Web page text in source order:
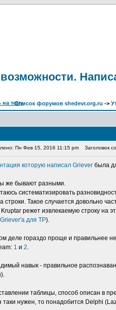
Список форумов shedevr.org.ru ->
Пн Фев 15, 2016 11:15 pm Заголовок
которую написал Griever была
же бывают разными.
систематизировать
строки. Такое случается довольно
Kruptar режет извлекаемую строку на
для TP).
деле гораздо проще и правильнее
1 и 2.
навык - правильное
таблицы, способ описан в
таки нужен, то понадобится Delphi